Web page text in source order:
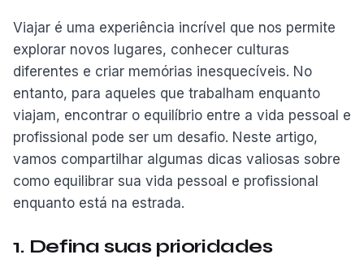
Viajar é uma experiência incrível que nos permite
explorar novos lugares, conhecer culturas
diferentes e criar memórias inesquecíveis. No
entanto, para aqueles que trabalham enquanto
viajam, encontrar o equilíbrio entre a vida pessoal e
profissional pode ser um desafio. Neste artigo,
vamos compartilhar algumas dicas valiosas sobre
como equilibrar sua vida pessoal e profissional
enquanto está na estrada.
1. Defina suas prioridades